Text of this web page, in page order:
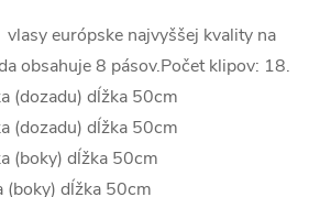
európske najvyššej kvality na
obsahuje 8 pásov.Počet klipov: 18.
(dozadu) dĺžka 50cm
(dozadu) dĺžka 50cm
(boky) dĺžka 50cm
dĺžka 50cm